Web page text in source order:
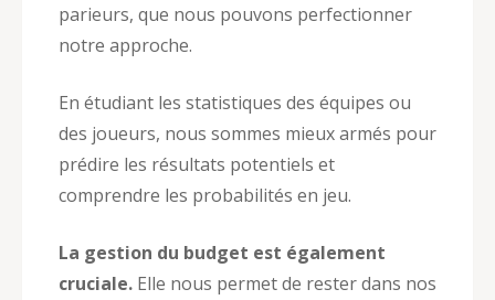
parieurs, que nous pouvons perfectionner
notre approche.
En étudiant les statistiques des équipes ou
des joueurs, nous sommes mieux armés pour
prédire les résultats potentiels et
comprendre les probabilités en jeu.
La gestion du budget est également
cruciale. Elle nous permet de rester dans nos